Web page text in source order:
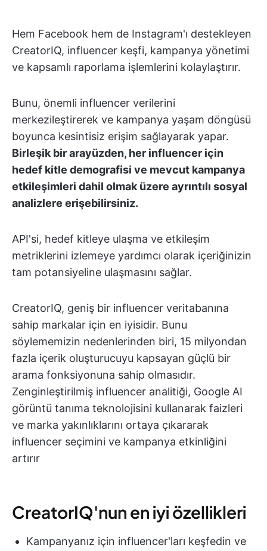
Hem Facebook hem de Instagram'ı destekleyen
CreatorIQ, influencer keşfi, kampanya yönetimi
ve kapsamlı raporlama işlemlerini kolaylaştırır.
Bunu, önemli influencer verilerini
merkezileştirerek ve kampanya yaşam döngüsü
boyunca kesintisiz erişim sağlayarak yapar.
Birleşik bir arayüzden, her influencer için
hedef kitle demografisi ve mevcut kampanya
etkileşimleri dahil olmak üzere ayrıntılı sosyal
analizlere erişebilirsiniz.
API'si, hedef kitleye ulaşma ve etkileşim
metriklerini izlemeye yardımcı olarak içeriğinizin
tam potansiyeline ulaşmasını sağlar.
CreatorIQ, geniş bir influencer veritabanına
sahip markalar için en iyisidir. Bunu
söylememizin nedenlerinden biri, 15 milyondan
fazla içerik oluşturucuyu kapsayan güçlü bir
arama fonksiyonuna sahip olmasıdır.
Zenginleştirilmiş influencer analitiği, Google AI
görüntü tanıma teknolojisini kullanarak faizleri
ve marka yakınlıklarını ortaya çıkararak
influencer seçimini ve kampanya etkinliğini
artırır
CreatorIQ'nun en iyi özellikleri
Kampanyanız için influencer'ları keşfedin ve